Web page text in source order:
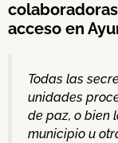
acceso en
Todas las
unidades
de paz, o bien
municipio u